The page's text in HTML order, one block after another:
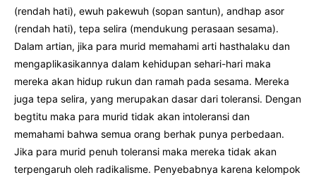
(rendah hati), ewuh pakewuh (sopan santun), andhap asor
(rendah hati), tepa selira (mendukung perasaan sesama).
Dalam artian, jika para murid memahami arti hasthalaku dan
mengaplikasikannya dalam kehidupan sehari-hari maka
mereka akan hidup rukun dan ramah pada sesama. Mereka
juga tepa selira, yang merupakan dasar dari toleransi. Dengan
begtitu maka para murid tidak akan intoleransi dan
memahami bahwa semua orang berhak punya perbedaan.
Jika para murid penuh toleransi maka mereka tidak akan
terpengaruh oleh radikalisme. Penyebabnya karena kelompok